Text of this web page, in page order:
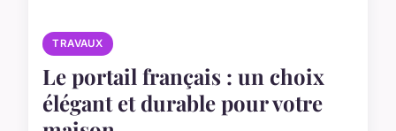
TRAVAUX
Le portail français : un choix
élégant et durable pour votre